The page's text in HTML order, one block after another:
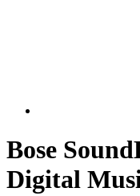
Bose
Digital